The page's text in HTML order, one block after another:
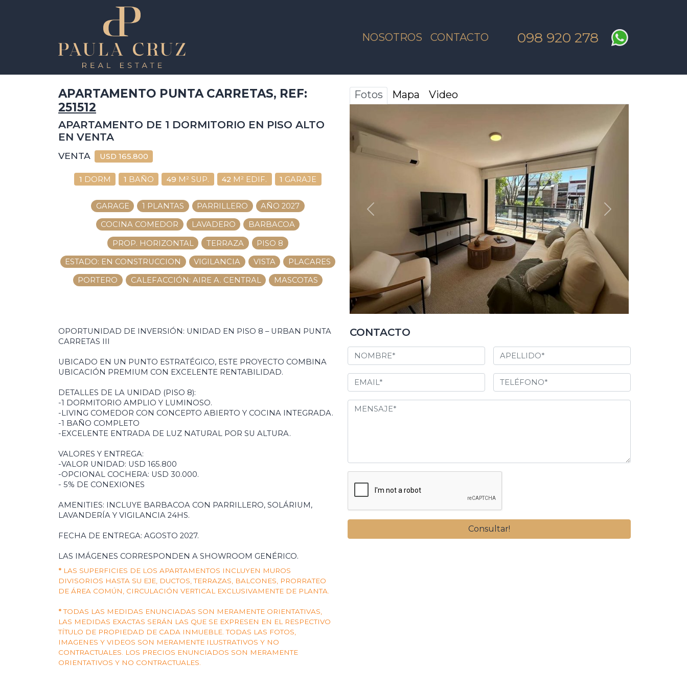
NOSOTROS CONTACTO 098 920 278
APARTAMENTO PUNTA CARRETAS, REF:
251512
APARTAMENTO DE 1 DORMITORIO EN PISO ALTO
EN VENTA
VENTA USD 165.800
1 DORM 1 BAÑO 49 M² SUP. 42 M² EDIF. 1 GARAJE
GARAGE 1 PLANTAS PARRILLERO AÑO 2027
COCINA COMEDOR LAVADERO BARBACOA
PROP. HORIZONTAL TERRAZA PISO 8
ESTADO: EN CONSTRUCCION VIGILANCIA VISTA PLACARES
PORTERO CALEFACCIÓN: AIRE A. CENTRAL MASCOTAS
Fotos Mapa Video
ANTERIOR SIGUIENTE
OPORTUNIDAD DE INVERSIÓN: UNIDAD EN PISO 8 – URBAN PUNTA
CARRETAS III
UBICADO EN UN PUNTO ESTRATÉGICO, ESTE PROYECTO COMBINA
UBICACIÓN PREMIUM CON EXCELENTE RENTABILIDAD.
DETALLES DE LA UNIDAD (PISO 8):
-1 DORMITORIO AMPLIO Y LUMINOSO.
-LIVING COMEDOR CON CONCEPTO ABIERTO Y COCINA INTEGRADA.
-1 BAÑO COMPLETO
-EXCELENTE ENTRADA DE LUZ NATURAL POR SU ALTURA.
VALORES Y ENTREGA:
-VALOR UNIDAD: USD 165.800
-OPCIONAL COCHERA: USD 30.000.
- 5% DE CONEXIONES
AMENITIES: INCLUYE BARBACOA CON PARRILLERO, SOLÁRIUM,
LAVANDERÍA Y VIGILANCIA 24HS.
FECHA DE ENTREGA: AGOSTO 2027.
LAS IMÁGENES CORRESPONDEN A SHOWROOM GENÉRICO.
* LAS SUPERFICIES DE LOS APARTAMENTOS INCLUYEN MUROS
DIVISORIOS HASTA SU EJE, DUCTOS, TERRAZAS, BALCONES, PRORRATEO
DE ÁREA COMÚN, CIRCULACIÓN VERTICAL EXCLUSIVAMENTE DE PLANTA.
*TODAS LAS MEDIDAS ENUNCIADAS SON MERAMENTE ORIENTATIVAS,
LAS MEDIDAS EXACTAS SERÁN LAS QUE SE EXPRESEN EN EL RESPECTIVO
TÍTULO DE PROPIEDAD DE CADA INMUEBLE. TODAS LAS FOTOS,
IMAGENES Y VIDEOS SON MERAMENTE ILUSTRATIVOS Y NO
CONTRACTUALES. LOS PRECIOS ENUNCIADOS SON MERAMENTE
ORIENTATIVOS Y NO CONTRACTUALES.
CONTACTO